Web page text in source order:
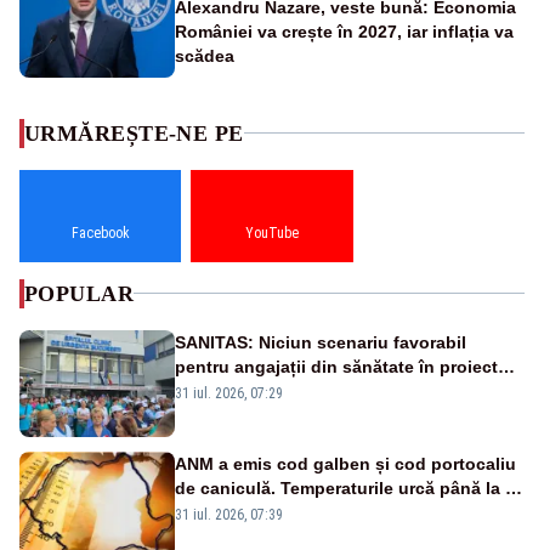
Alexandru Nazare, veste bună: Economia
României va crește în 2027, iar inflația va
scădea
URMĂREȘTE-NE PE
Facebook YouTube
POPULAR
SANITAS: Niciun scenariu favorabil
pentru angajații din sănătate în proiectul
Legii salarizării
31 iul. 2026, 07:29
ANM a emis cod galben și cod portocaliu
de caniculă. Temperaturile urcă până la 38
de grade, iar nopțile devin tropicale
31 iul. 2026, 07:39